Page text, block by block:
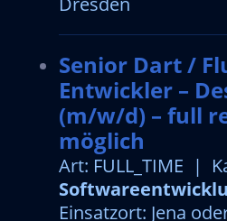
Senior Dart /
Entwickler –
(m/w/d) – full
möglich
Art: FULL_TIME |
Einsatzort: Jena